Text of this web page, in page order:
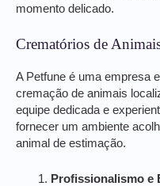
momento delicado.
Crematórios de
A Petfune é uma empresa
cremação de animais
equipe dedicada e
fornecer um ambiente
animal de estimação.
Profissionalismo e